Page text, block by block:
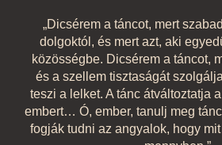
„Dicsérem a táncot, mert
dolgoktól, és mert azt, aki
közösségbe. Dicsérem a táncot,
és a szellem tisztaságát
teszi a lelket. A tánc átváltoztatja
embert… Ó, ember, tanulj meg
fogják tudni az angyalok, hogy